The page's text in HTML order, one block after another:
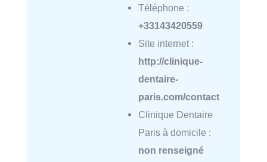
Téléphone :
+33143420559
Site internet :
http://clinique-
dentaire-
paris.com/contact
Clinique Dentaire
Paris à domicile :
non renseigné